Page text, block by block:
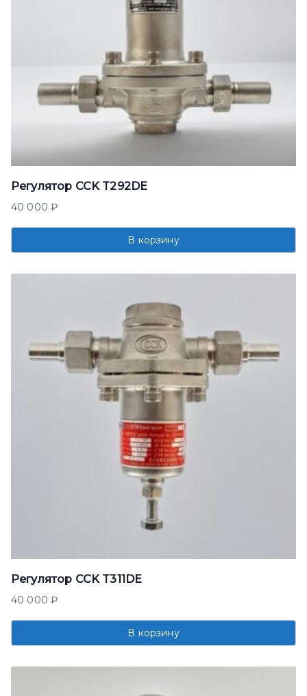
Регулятор CCK T292DE
40 000₽
В корзину
Регулятор CCK T311DE
40 000₽
В корзину